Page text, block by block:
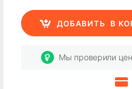
ДОБАВИТЬ В
Мы проверили